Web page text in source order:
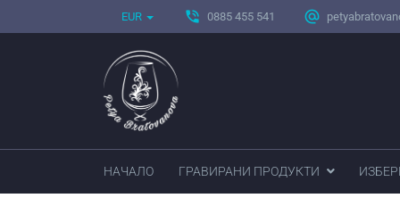
EUR phone_in_talk 0885 455 541 alternate_email
НАЧАЛО ГРАВИРАНИ ПРОДУКТИ